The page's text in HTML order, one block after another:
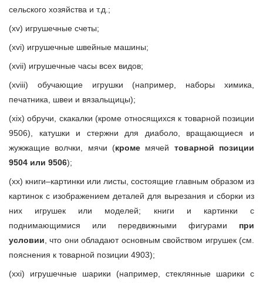
сельского хозяйства и т.д.;
(xv) игрушечные счеты;
(xvi) игрушечные швейные машины;
(xvii) игрушечные часы всех видов;
(xviii) обучающие игрушки (например, наборы химика,
печатника, швеи и вязальщицы);
(xix) обручи, скакалки (кроме относящихся к товарной позиции
9506), катушки и стержни для диаболо, вращающиеся и
жужжащие волчки, мячи (кроме мячей товарной позиции
9504 или 9506);
(xx) книги–картинки или листы, состоящие главным образом из
картинок с изображением деталей для вырезания и сборки из
них игрушек или моделей; книги и картинки с
поднимающимися или передвижными фигурами при
условии , что они обладают основным свойством игрушек (см.
пояснения к товарной позиции 4903);
(xxi) игрушечные шарики (например, стеклянные шарики с